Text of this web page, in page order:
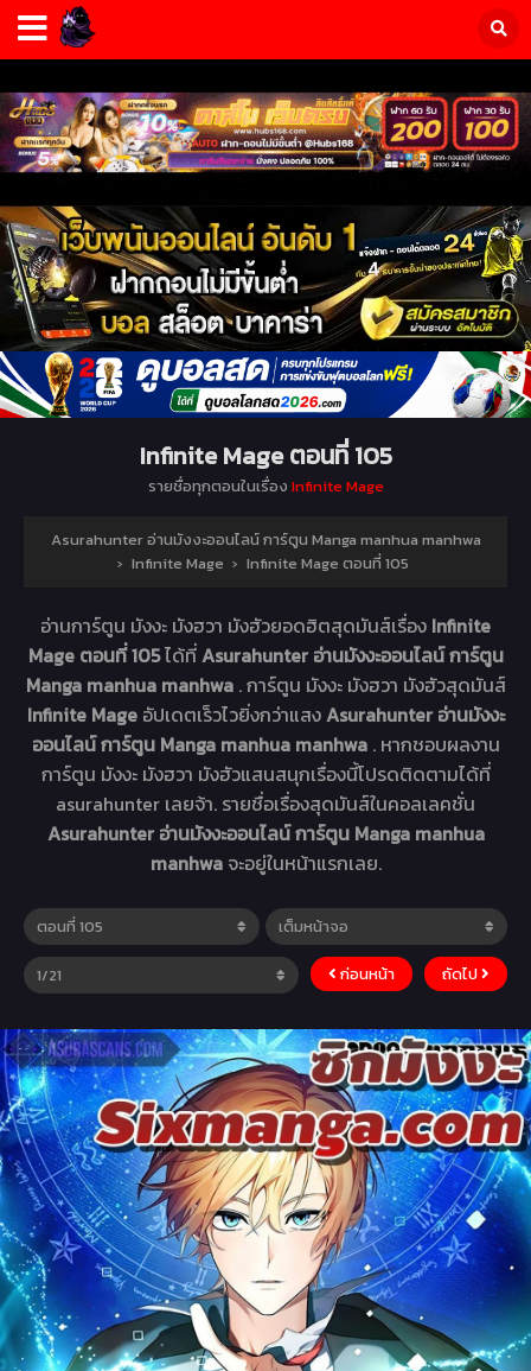
Infinite Mage ตอนที่ 105
รายชื่อทุกตอนในเรื่อง Infinite Mage
Asurahunter อ่านมังงะออนไลน์ การ์ตูน Manga manhua manhwa
› Infinite Mage › Infinite Mage ตอนที่ 105
อ่านการ์ตูน มังงะ มังฮวา มังฮัวยอดฮิตสุดมันส์เรื่อง Infinite
Mage ตอนที่ 105ได้ที่Asurahunter อ่านมังงะออนไลน์ การ์ตูน
Manga manhua manhwa . การ์ตูน มังงะ มังฮวา มังฮัวสุดมันส์
Infinite Mage อัปเดตเร็วไวยิ่งกว่าแสงAsurahunter อ่านมังงะ
ออนไลน์ การ์ตูน Manga manhua manhwa . หากชอบผลงาน
การ์ตูน มังงะ มังฮวา มังฮัวแสนสนุกเรื่องนี้โปรดติดตามได้ที่
asurahunter เลยจ้า. รายชื่อเรื่องสุดมันส์ในคอลเลคชั่น
Asurahunter อ่านมังงะออนไลน์ การ์ตูน Manga manhua
manhwa จะอยู่ในหน้าแรกเลย.
ก่อนหน้า ถัดไป